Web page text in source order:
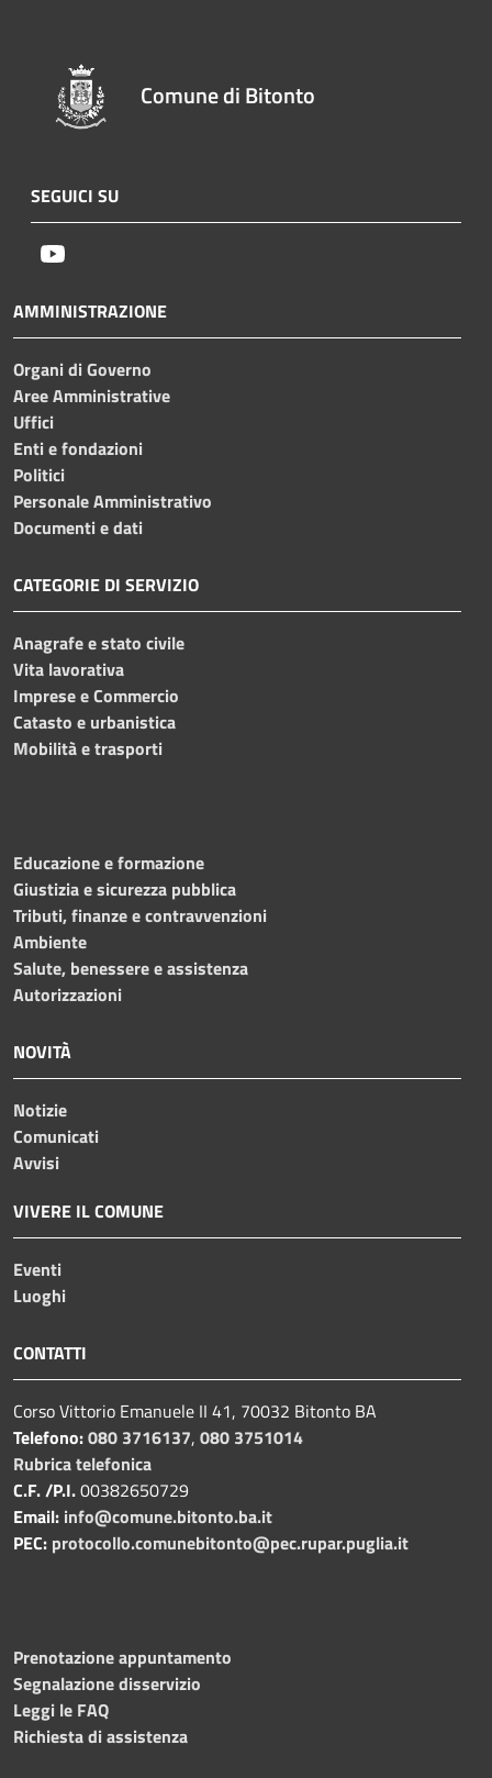
Comune di Bitonto
SEGUICI SU
AMMINISTRAZIONE
Organi di Governo
Aree Amministrative
Uffici
Enti e fondazioni
Politici
Personale Amministrativo
Documenti e dati
CATEGORIE DI SERVIZIO
Anagrafe e stato civile
Vita lavorativa
Imprese e Commercio
Catasto e urbanistica
Mobilità e trasporti
Educazione e formazione
Giustizia e sicurezza pubblica
Tributi, finanze e contravvenzioni
Ambiente
Salute, benessere e assistenza
Autorizzazioni
NOVITÀ
Notizie
Comunicati
Avvisi
VIVERE IL COMUNE
Eventi
Luoghi
CONTATTI
Corso Vittorio Emanuele II 41, 70032 Bitonto BA
Telefono:080 3716137, 080 3751014
Rubrica telefonica
C.F. /P.I.00382650729
Email: info@comune.bitonto.ba.it
PEC: protocollo.comunebitonto@pec.rupar.puglia.it
Prenotazione appuntamento
Segnalazione disservizio
Leggi le FAQ
Richiesta di assistenza